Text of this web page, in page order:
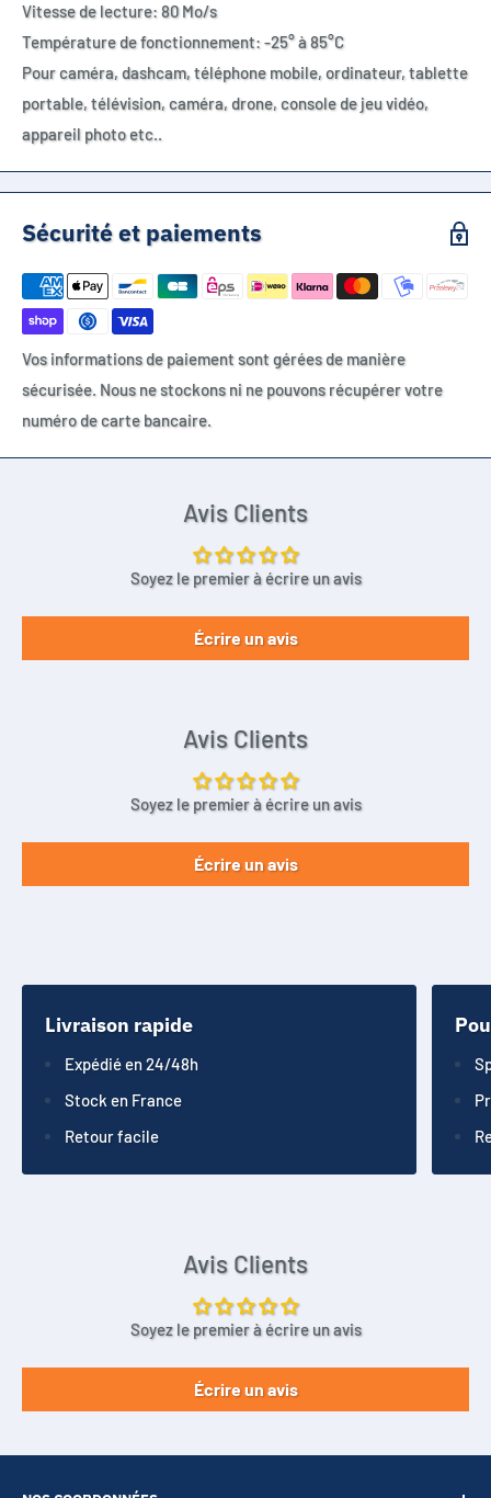
Vitesse de lecture: 80 Mo/s
Température de fonctionnement: -25° à 85°C
Pour caméra, dashcam, téléphone mobile, ordinateur, tablette
portable, télévision, caméra, drone, console de jeu vidéo,
appareil photo etc..
Sécurité et paiements
Vos informations de paiement sont gérées de manière
sécurisée. Nous ne stockons ni ne pouvons récupérer votre
numéro de carte bancaire.
Avis Clients
Soyez le premier à écrire un avis
Écrire un avis
Avis Clients
Soyez le premier à écrire un avis
Écrire un avis
Livraison rapide
Expédié en 24/48h
Stock en France
Retour facile
Avis Clients
Soyez le premier à écrire un avis
Écrire un avis